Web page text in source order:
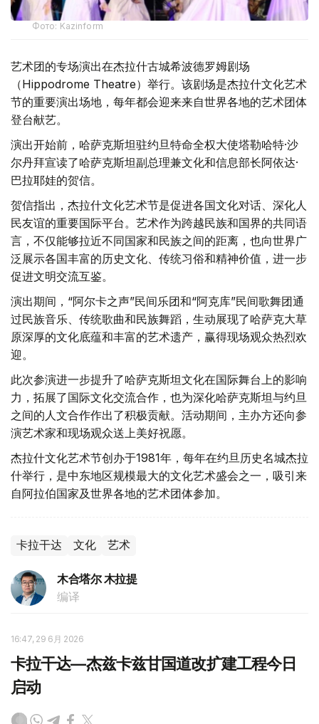
Фото: Kazinform
艺术团的专场演出在杰拉什古城希波德罗姆剧场
（Hippodrome Theatre）举行。该剧场是杰拉什文化艺术
节的重要演出场地，每年都会迎来来自世界各地的艺术团体
登台献艺。
演出开始前，哈萨克斯坦驻约旦特命全权大使塔勒哈特·沙
尔丹拜宣读了哈萨克斯坦副总理兼文化和信息部长阿依达·
巴拉耶娃的贺信。
贺信指出，杰拉什文化艺术节是促进各国文化对话、深化人
民友谊的重要国际平台。艺术作为跨越民族和国界的共同语
言，不仅能够拉近不同国家和民族之间的距离，也向世界广
泛展示各国丰富的历史文化、传统习俗和精神价值，进一步
促进文明交流互鉴。
演出期间，“阿尔卡之声”民间乐团和“阿克库”民间歌舞团通
过民族音乐、传统歌曲和民族舞蹈，生动展现了哈萨克大草
原深厚的文化底蕴和丰富的艺术遗产，赢得现场观众热烈欢
迎。
此次参演进一步提升了哈萨克斯坦文化在国际舞台上的影响
力，拓展了国际文化交流合作，也为深化哈萨克斯坦与约旦
之间的人文合作作出了积极贡献。活动期间，主办方还向参
演艺术家和现场观众送上美好祝愿。
杰拉什文化艺术节创办于1981年，每年在约旦历史名城杰拉
什举行，是中东地区规模最大的文化艺术盛会之一，吸引来
自阿拉伯国家及世界各地的艺术团体参加。
卡拉干达 文化 艺术
木合塔尔 木拉提
编译
16:47, 29 6月 2026
卡拉干达—杰兹卡兹甘国道改扩建工程今日
启动